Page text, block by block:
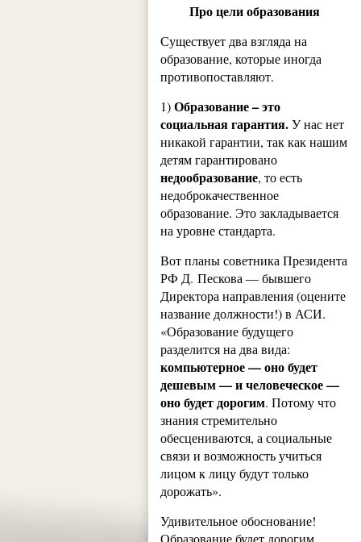
Про цели образования
Существует два взгляда на
образование, которые иногда
противопоставляют.
1)Образование – это
социальная гарантия.У нас нет
никакой гарантии, так как нашим
детям гарантировано
недообразование, то есть
недоброкачественное
образование. Это закладывается
на уровне стандарта.
Вот планы советника Президента
РФ Д. Пескова — бывшего
Директора направления (оцените
название должности!) в АСИ.
«Образование будущего
разделится на два вида:
компьютерное — оно будет
дешевым — и человеческое —
оно будет дорогим. Потому что
знания стремительно
обесцениваются, а социальные
связи и возможность учиться
лицом к лицу будут только
дорожать».
Удивительное обоснование!
Образование будет дорогим,